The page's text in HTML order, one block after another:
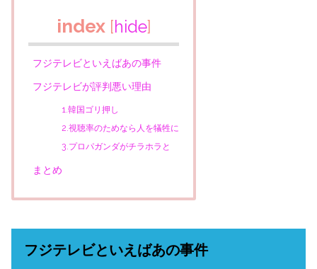
index [hide]
フジテレビといえばあの事件
フジテレビが評判悪い理由
1.韓国ゴリ押し
2.視聴率のためなら人を犠牲に
3.プロパガンダがチラホラと
まとめ
フジテレビといえばあの事件